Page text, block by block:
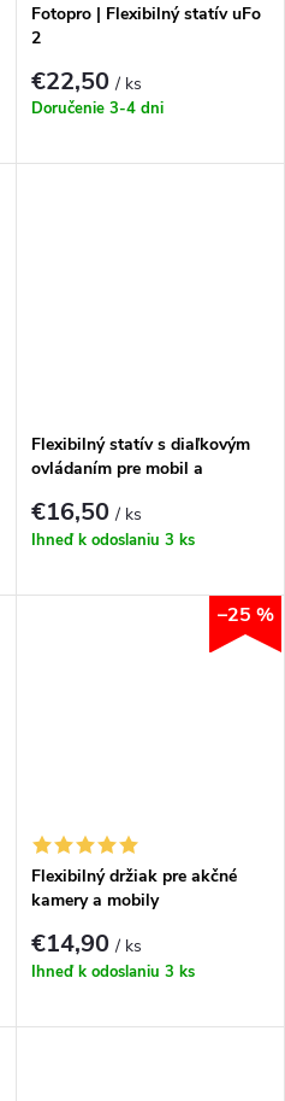
Fotopro | Flexibilný statív uFo
2
€22,50/ ks
Doručenie 3-4 dni
Flexibilný statív s diaľkovým
ovládaním pre mobil a
€16,50/ ks
Ihneď k odoslaniu 3 ks
–25 %
Flexibilný držiak pre akčné
kamery a mobily
€14,90/ ks
Ihneď k odoslaniu 3 ks